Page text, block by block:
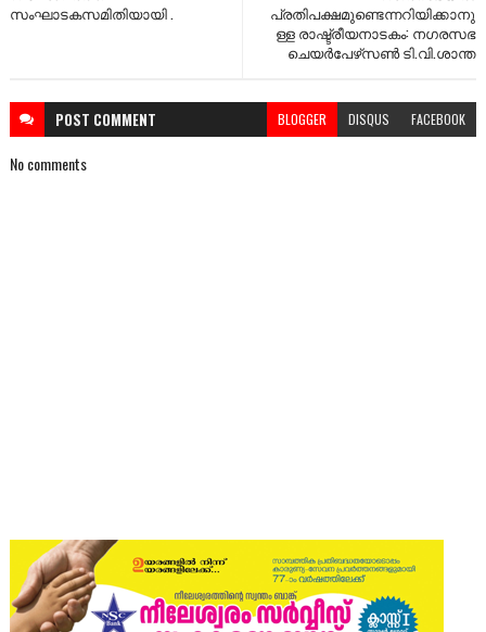
പ്രതിപക്ഷമുണ്ടെന്നറിയിക്കാനു
ള്ള രാഷ്ട്രീയനാടകം: നഗരസഭ
ചെയര്‍പേഴ്‌സണ്‍ ടി.വി.ശാന്ത
സംഘാടകസമിതിയായി .
POST COMMENT BLOGGER DISQUS FACEBOOK
No comments